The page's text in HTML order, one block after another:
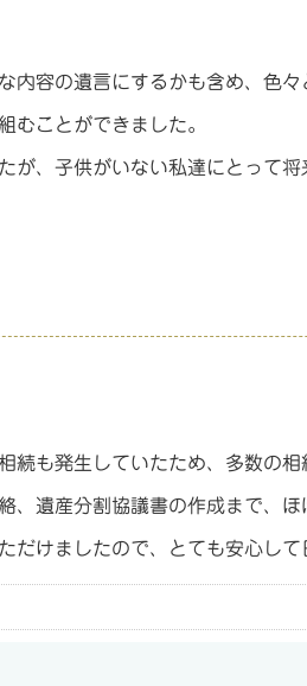
容の遺言にするかも含め、色々
むことができました。
が、子供がいない私達にとって
も発生していたため、多数の相
遺産分割協議書の作成まで、ほ
けましたので、とても安心して